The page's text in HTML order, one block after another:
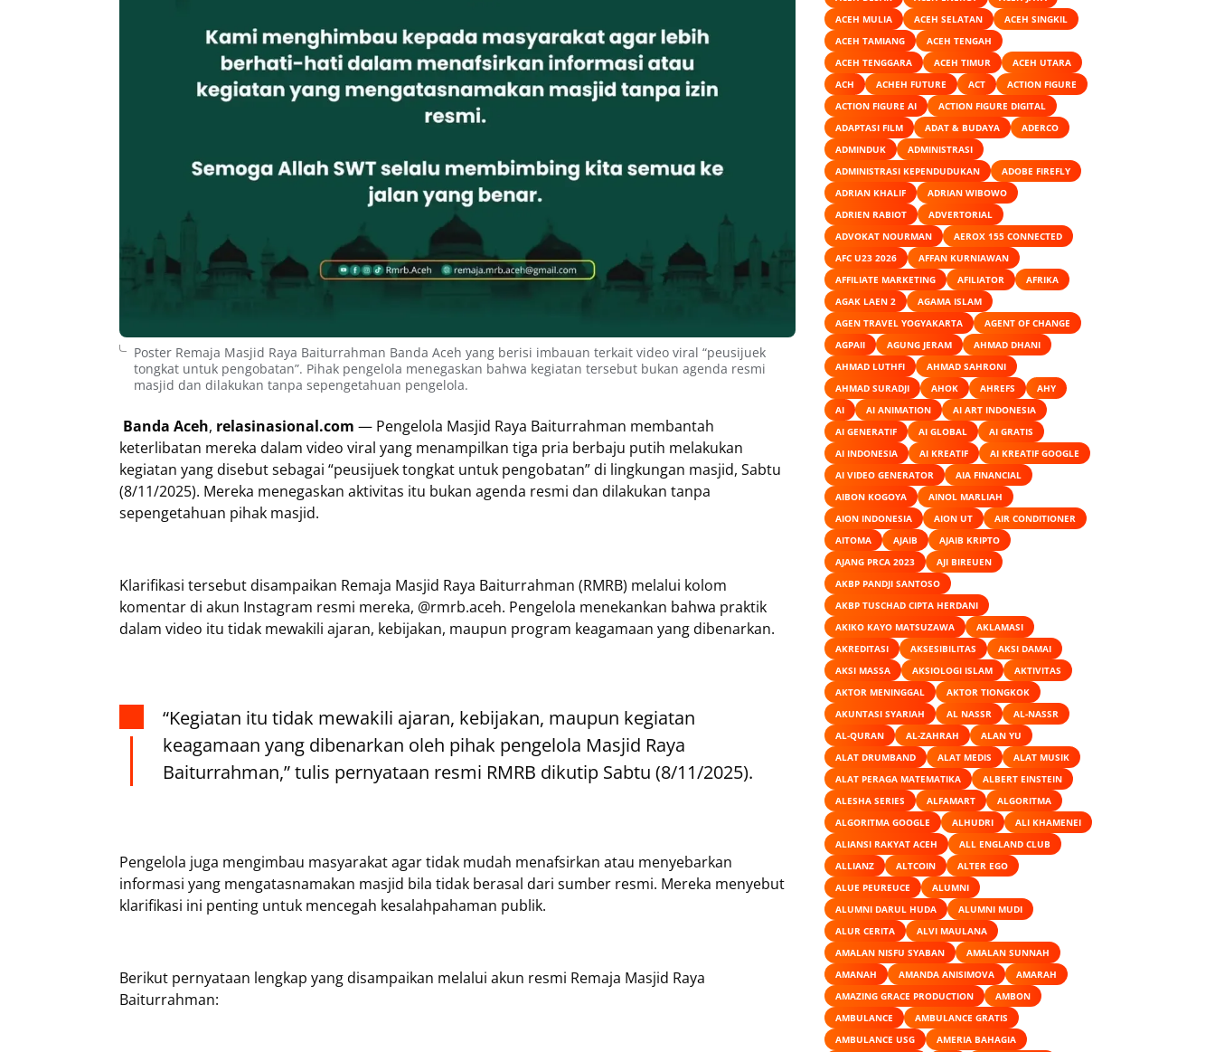
Poster Remaja Masjid Raya Baiturrahman Banda Aceh yang berisi imbauan terkait video viral “peusijuek
tongkat untuk pengobatan”. Pihak pengelola menegaskan bahwa kegiatan tersebut bukan agenda resmi
masjid dan dilakukan tanpa sepengetahuan pengelola.
Banda Aceh, relasinasional.com — Pengelola Masjid Raya Baiturrahman membantah
keterlibatan mereka dalam video viral yang menampilkan tiga pria berbaju putih melakukan
kegiatan yang disebut sebagai “peusijuek tongkat untuk pengobatan” di lingkungan masjid, Sabtu
(8/11/2025). Mereka menegaskan aktivitas itu bukan agenda resmi dan dilakukan tanpa
sepengetahuan pihak masjid.
Klarifikasi tersebut disampaikan Remaja Masjid Raya Baiturrahman (RMRB) melalui kolom
komentar di akun Instagram resmi mereka, @rmrb.aceh. Pengelola menekankan bahwa praktik
dalam video itu tidak mewakili ajaran, kebijakan, maupun program keagamaan yang dibenarkan.
“Kegiatan itu tidak mewakili ajaran, kebijakan, maupun kegiatan
keagamaan yang dibenarkan oleh pihak pengelola Masjid Raya
Baiturrahman,” tulis pernyataan resmi RMRB dikutip Sabtu (8/11/2025).
Pengelola juga mengimbau masyarakat agar tidak mudah menafsirkan atau menyebarkan
informasi yang mengatasnamakan masjid bila tidak berasal dari sumber resmi. Mereka menyebut
klarifikasi ini penting untuk mencegah kesalahpahaman publik.
Berikut pernyataan lengkap yang disampaikan melalui akun resmi Remaja Masjid Raya
Baiturrahman:
ACEH MULIA
ACEH SELATAN
ACEH SINGKIL
ACEH TAMIANG
ACEH TENGAH
ACEH TENGGARA
ACEH TIMUR
ACEH UTARA
ACH
ACHEH FUTURE ACT
ACTION FIGURE
ACTION FIGURE AI
ACTION FIGURE DIGITAL
ADAPTASI FILM
ADAT & BUDAYA
ADERCO
ADMINDUK
ADMINISTRASI
ADMINISTRASI KEPENDUDUKAN
ADOBE FIREFLY
ADRIAN KHALIF
ADRIAN WIBOWO
ADRIEN RABIOT
ADVERTORIAL
ADVOKAT NOURMAN
AEROX 155 CONNECTED
AFC U23 2026
AFFAN KURNIAWAN
AFFILIATE MARKETING
AFILIATOR
AFRIKA
AGAK LAEN 2
AGAMA ISLAM
AGEN TRAVEL YOGYAKARTA
AGENT OF CHANGE
AGPAII
AGUNG JERAM
AHMAD DHANI
AHMAD LUTHFI
AHMAD SAHRONI
AHMAD SURADJI
AHOK AHREFS
AHY
AI
AI ANIMATION
AI ART INDONESIA
AI GENERATIF
AI GLOBAL
AI GRATIS
AI INDONESIA
AI KREATIF
AI KREATIF GOOGLE
AI VIDEO GENERATOR
AIA FINANCIAL
AIBON KOGOYA
AINOL MARLIAH
AION INDONESIA
AION UT
AIR CONDITIONER
AITOMA
AJAIB
AJAIB KRIPTO
AJANG PRCA 2023
AJI BIREUEN
AKBP PANDJI SANTOSO
AKBP TUSCHAD CIPTA HERDANI
AKIKO KAYO MATSUZAWA
AKLAMASI
AKREDITASI
AKSESIBILITAS
AKSI DAMAI
AKSI MASSA
AKSIOLOGI ISLAM
AKTIVITAS
AKTOR MENINGGAL
AKTOR TIONGKOK
AKUNTASI SYARIAH
AL NASSR
AL-NASSR
AL-QURAN
AL-ZAHRAH
ALAN YU
ALAT DRUMBAND
ALAT MEDIS
ALAT MUSIK
ALAT PERAGA MATEMATIKA
ALBERT EINSTEIN
ALESHA SERIES
ALFAMART
ALGORITMA
ALGORITMA GOOGLE
ALHUDRI
ALI KHAMENEI
ALIANSI RAKYAT ACEH
ALL ENGLAND CLUB
ALLIANZ
ALTCOIN
ALTER EGO
ALUE PEUREUCE
ALUMNI
ALUMNI DARUL HUDA
ALUMNI MUDI
ALUR CERITA
ALVI MAULANA
AMALAN NISFU SYABAN
AMALAN SUNNAH
AMANAH
AMANDA ANISIMOVA
AMARAH
AMAZING GRACE PRODUCTION
AMBON
AMBULANCE
AMBULANCE GRATIS
AMBULANCE USG
AMERIA BAHAGIA